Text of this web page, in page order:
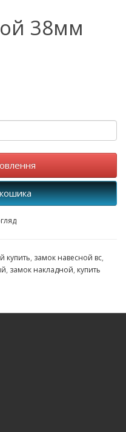
38мм
купить, замок навесной вс,
, замок накладной, купить